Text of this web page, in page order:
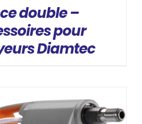
double –
pour
Diamtec